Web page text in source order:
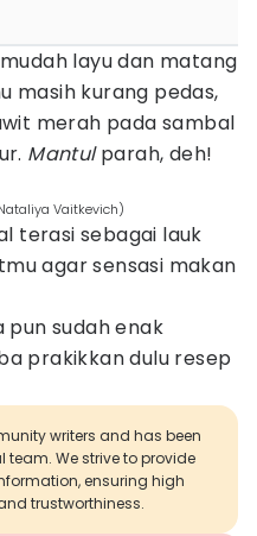
layu dan matang
masih kurang pedas,
merah pada sambal
Mantulparah, deh!
Vaitkevich)
terasi sebagai lauk
agar sensasi makan
sudah enak
prakikkan dulu resep
writers and has been
team. We strive to provide
ensuring high
trustworthiness.